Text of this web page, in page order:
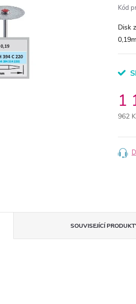
Kód
Disk
1
962
cena:
SOUVISEJÍCÍ